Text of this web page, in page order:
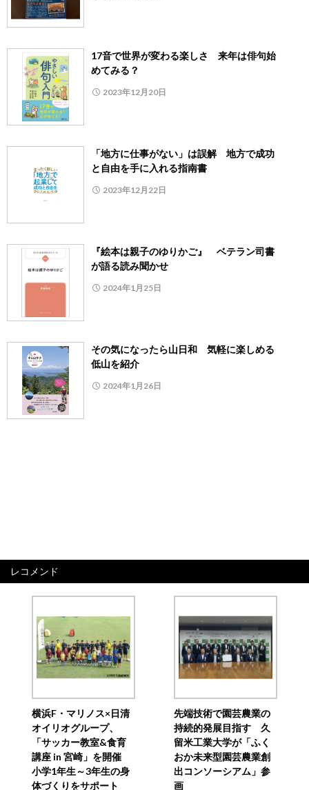
17音で世界が変わる楽しさ 来年は俳句始
めてみる？
2023年12月20日
「地方に仕事がない」は誤解 地方で成功
と自由を手に入れる指南書
2023年12月22日
『絵本は親子のゆりかご』 ベテラン司書
が語る読み聞かせ
2024年1月25日
その気になったら山日和 気軽に楽しめる
低山を紹介
2024年1月26日
レコメンド
横浜F・マリノス×日清
オイリオグループ、
「サッカー教室&食育
講座 in 宮崎」を開催
小学1年生～3年生の身
体づくりをサポート
先端技術で園芸農業の
持続的発展目指す 久
留米工業大学が「ふく
おか未来型園芸農業創
出コンソーシアム」参
画